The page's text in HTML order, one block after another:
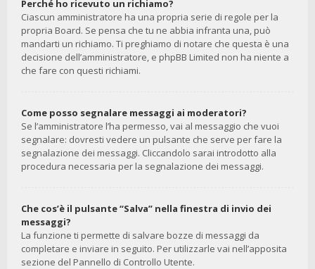
Perché ho ricevuto un richiamo?
Ciascun amministratore ha una propria serie di regole per la
propria Board. Se pensa che tu ne abbia infranta una, può
mandarti un richiamo. Ti preghiamo di notare che questa è una
decisione dell’amministratore, e phpBB Limited non ha niente a
che fare con questi richiami.
Come posso segnalare messaggi ai moderatori?
Se l’amministratore l’ha permesso, vai al messaggio che vuoi
segnalare: dovresti vedere un pulsante che serve per fare la
segnalazione dei messaggi. Cliccandolo sarai introdotto alla
procedura necessaria per la segnalazione dei messaggi.
Che cos’è il pulsante “Salva” nella finestra di invio dei
messaggi?
La funzione ti permette di salvare bozze di messaggi da
completare e inviare in seguito. Per utilizzarle vai nell’apposita
sezione del Pannello di Controllo Utente.